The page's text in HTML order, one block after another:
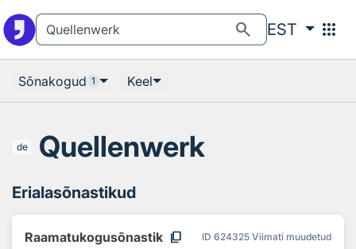
search EST apps
Sõnakogud 1 Keel
de Quellenwerk
Erialasõnastikud
Raamatukogusõnastik content_copy ID 624325 Viimati muudetud